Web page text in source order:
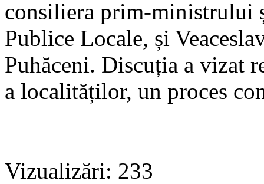
consiliera prim-ministrului
Publice Locale, și
Puhăceni. Discuția a vizat
a localităților, un proces
Vizualizări: 233